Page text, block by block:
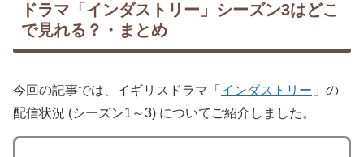
ドラマ「インダストリー」シーズン3はどこ
で見れる？・まとめ
今回の記事では、イギリスドラマ「 インダストリー 」の
配信状況 (シーズン1～3) についてご紹介しました。